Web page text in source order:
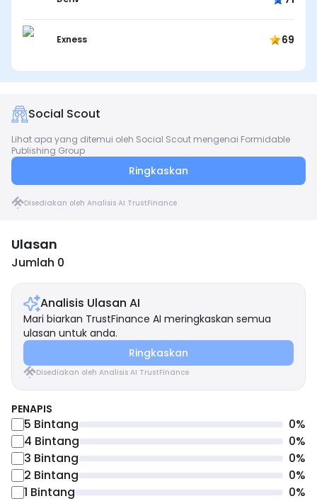
Exness 69
Social Scout
Lihat apa yang ditemui oleh Social Scout mengenai Formidable
Publishing Group
Ringkaskan
Disediakan oleh Analisis AI TrustFinance
Ulasan
Jumlah 0
Analisis Ulasan AI
Mari biarkan TrustFinance AI meringkaskan semua
ulasan untuk anda.
Ringkaskan
Disediakan oleh Analisis AI TrustFinance
PENAPIS
5 Bintang 0%
4 Bintang 0%
3 Bintang 0%
2 Bintang 0%
1 Bintang 0%